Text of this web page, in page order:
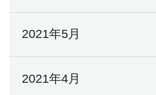
2021年5月
2021年4月